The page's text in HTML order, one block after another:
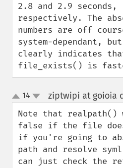
2.8 and 2.9 seconds,
respectively. The
numbers are off
system-dependant,
clearly indicates
file_exists() is
up
down
14 ziptwipi at goioia
Note that
false if the file
if you're going to
path and resolve
can just check the